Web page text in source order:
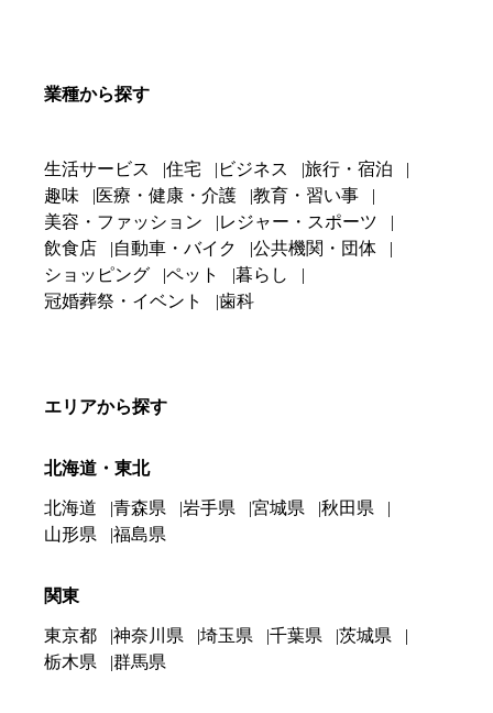
業種から探す
生活サービス 住宅 ビジネス
旅行・宿泊
趣味
医療・健康・介護
教育・習い事
美容・ファッション
レジャー・スポーツ
飲食店
自動車・バイク
公共機関・団体
ショッピング
ペット
暮らし
冠婚葬祭・イベント
歯科
エリアから探す
北海道・東北
北海道 青森県 岩手県 宮城県
秋田県
山形県
福島県
関東
東京都 神奈川県 埼玉県 千葉県
茨城県
栃木県
群馬県